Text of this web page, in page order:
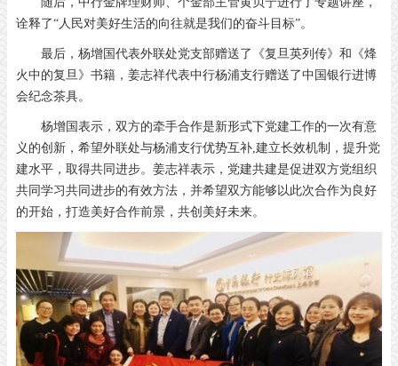
诠释了“人民对美好生活的向往就是我们的奋斗目标”。
最后，杨增国代表外联处党支部赠送了《复旦英列传》和《烽
火中的复旦》书籍，姜志祥代表中行杨浦支行赠送了中国银行进博
会纪念茶具。
杨增国表示，双方的牵手合作是新形式下党建工作的一次有意
义的创新，希望外联处与杨浦支行优势互补,建立长效机制，提升党
建水平，取得共同进步。姜志祥表示，党建共建是促进双方党组织
共同学习共同进步的有效方法，并希望双方能够以此次合作为良好
的开始，打造美好合作前景，共创美好未来。